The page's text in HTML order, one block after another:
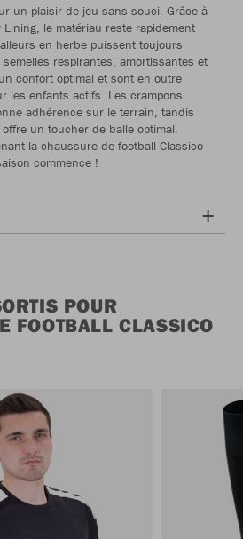
un plaisir de jeu sans souci. Grâce à
Lining, le matériau reste rapidement
en herbe puissent toujours
respirantes, amortissantes et
confort optimal et sont en outre
les enfants actifs. Les crampons
adhérence sur le terrain, tandis
un toucher de balle optimal.
la chaussure de football Classico
commence !
POUR
FOOTBALL CLASSICO